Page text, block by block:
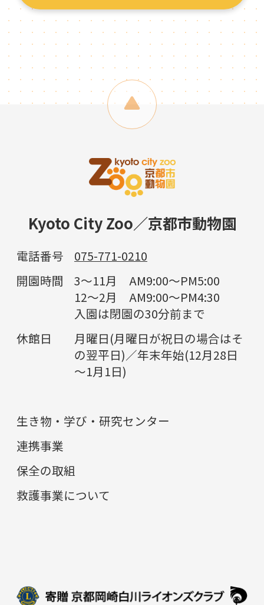
Kyoto City Zoo／京都市動物園
電話番号
075-771-0210
開園時間
3～11月 AM9:00～PM5:00
12～2月 AM9:00～PM4:30
入園は閉園の30分前まで
休館日
月曜日(月曜日が祝日の場合はそ
の翌平日)／年末年始(12月28日
～1月1日)
生き物・学び・研究センター
連携事業
保全の取組
救護事業について